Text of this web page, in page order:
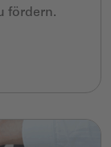
fördern.